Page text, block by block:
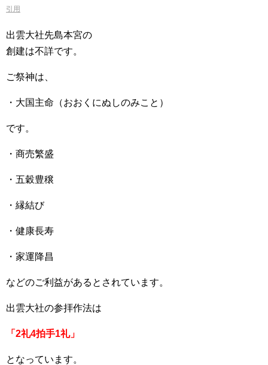
引用
出雲大社先島本宮の
創建は不詳です。
ご祭神は、
・大国主命（おおくにぬしのみこと）
です。
・商売繁盛
・五穀豊穣
・縁結び
・健康長寿
・家運降昌
などのご利益があるとされています。
出雲大社の参拝作法は
「2礼4拍手1礼」
となっています。